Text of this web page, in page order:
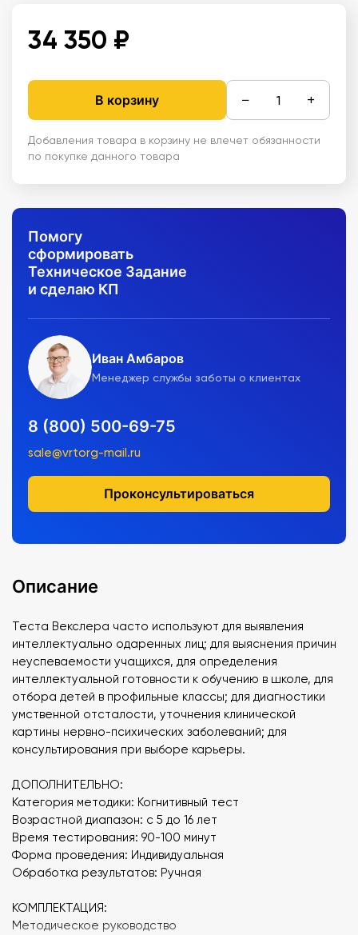
34 350 ₽
В корзину − +
Добавления товара в корзину не влечет обязанности
по покупке данного товара
Помогу
сформировать
Техническое Задание
и сделаю КП
Иван Амбаров
Менеджер службы заботы о клиентах
8 (800) 500-69-75
sale@vrtorg-mail.ru
Проконсультироваться
Описание
Теста Векслера часто используют для выявления
интеллектуально одаренных лиц; для выяснения причин
неуспеваемости учащихся, для определения
интеллектуальной готовности к обучению в школе, для
отбора детей в профильные классы; для диагностики
умственной отсталости, уточнения клинической
картины нервно-психических заболеваний; для
консультирования при выборе карьеры.
ДОПОЛНИТЕЛЬНО:
Категория методики: Когнитивный тест
Возрастной диапазон: c 5 до 16 лет
Время тестирования: 90-100 минут
Форма проведения: Индивидуальная
Обработка результатов: Ручная
КОМПЛЕКТАЦИЯ:
Методическое руководство